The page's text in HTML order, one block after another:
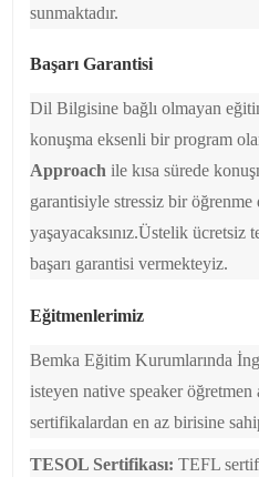
sunmaktadır.
Başarı Garantisi
Dil Bilgisine bağlı olmayan
konuşma eksenli bir program
Approach ile kısa sürede
garantisiyle stressiz bir öğrenme
yaşayacaksınız.Üstelik ücretsiz
başarı garantisi vermekteyiz.
Eğitmenlerimiz
Bemka Eğitim Kurumlarında
isteyen native speaker öğretmen
sertifikalardan en az birisine
TESOL Sertifikası: TEFL